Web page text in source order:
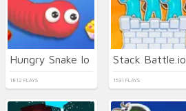
Hungry Snake Io
1812 PLAYS
Stack Battle.io
1531 PLAYS